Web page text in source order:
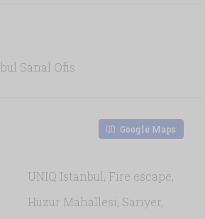
Sanal Ofis
Google Maps
UNIQ Istanbul, Fire escape,
Huzur Mahallesi, Sarıyer,